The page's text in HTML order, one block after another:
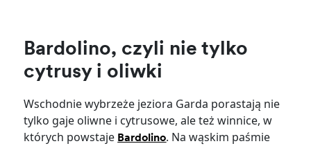
Bardolino, czyli nie tylko
cytrusy i oliwki
Wschodnie wybrzeże jeziora Garda porastają nie
tylko gaje oliwne i cytrusowe, ale też winnice, w
których powstaje Bardolino. Na wąskim paśmie